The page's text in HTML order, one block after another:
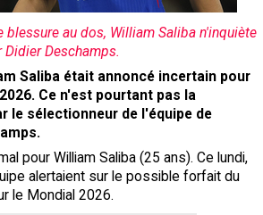
blessure au dos, William Saliba n'inquiète
Deschamps.
Saliba était annoncé incertain pour
Ce n'est pourtant pas la
le sélectionneur de l'équipe de
pour William Saliba (25 ans). Ce lundi,
alertaient sur le possible forfait du
le Mondial 2026.